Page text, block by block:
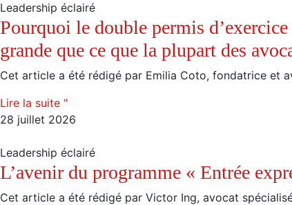
Leadership éclairé
Pourquoi le double permis
grande que ce que la plupart des
Cet article a été rédigé par Emilia Coto, fondatrice et
Lire la suite "
28 juillet 2026
Leadership éclairé
L’avenir du programme « Entrée
Cet article a été rédigé par Victor Ing, avocat